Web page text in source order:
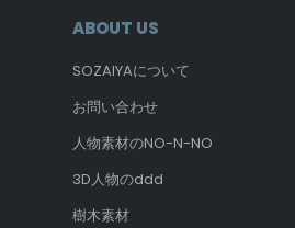
ABOUT US
SOZAIYAについて
お問い合わせ
人物素材のNO-N-NO
3D人物のddd
樹木素材